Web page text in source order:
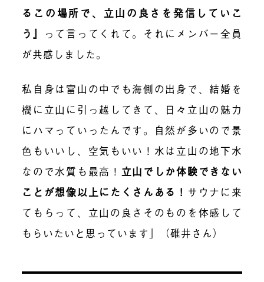
るこの場所で、立山の良さを発信していこ
う』
って言ってくれて。それにメンバー全員
が共感しました。
私自身は富山の中でも海側の出身で、結婚を
機に立山に引っ越してきて、日々立山の魅力
にハマっていったんです。自然が多いので景
色もいいし、空気もいい！水は立山の地下水
なので水質も最高！ 立山でしか体験できない
ことが想像以上にたくさんある ！ サウナに来
てもらって、立山の良さそのものを体感して
もらいたいと思っています」（碓井さん）